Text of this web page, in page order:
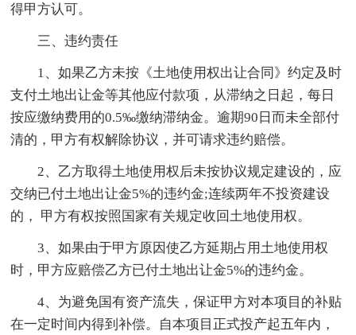
得甲方认可。
三、违约责任
1、如果乙方未按《土地使用权出让合同》约定及时
支付土地出让金等其他应付款项，从滞纳之日起，每日
按应缴纳费用的0.5‰缴纳滞纳金。逾期90日而未全部付
清的，甲方有权解除协议，并可请求违约赔偿。
2、乙方取得土地使用权后未按协议规定建设的，应
交纳已付土地出让金5%的违约金;连续两年不投资建设
的， 甲方有权按照国家有关规定收回土地使用权。
3、如果由于甲方原因使乙方延期占用土地使用权
时，甲方应赔偿乙方已付土地出让金5%的违约金。
4、为避免国有资产流失，保证甲方对本项目的补贴
在一定时间内得到补偿。自本项目正式投产起五年内，